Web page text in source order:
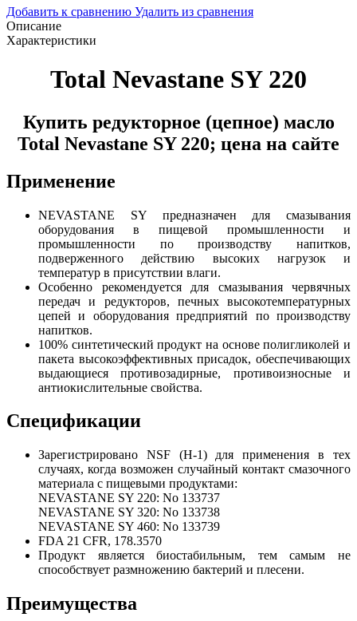
Добавить к сравнению Удалить из сравнения
Описание
Характеристики
Total Nevastane SY 220
Купить редукторное (цепное) масло
Total Nevastane SY 220; цена на сайте
Применение
NEVASTANE SY предназначен для смазывания
оборудования в пищевой промышленности и
промышленности по производству напитков,
подверженного действию высоких нагрузок и
температур в присутствии влаги.
Особенно рекомендуется для смазывания червячных
передач и редукторов, печных высокотемпературных
цепей и оборудования предприятий по производству
напитков.
100% синтетический продукт на основе полигликолей и
пакета высокоэффективных присадок, обеспечивающих
выдающиеся противозадирные, противоизносные и
антиокислительные свойства.
Спецификации
Зарегистрировано NSF (H-1) для применения в тех
случаях, когда возможен случайный контакт смазочного
материала с пищевыми продуктами:
NEVASTANE SY 220: No 133737
NEVASTANE SY 320: No 133738
NEVASTANE SY 460: No 133739
FDA 21 CFR, 178.3570
Продукт является биостабильным, тем самым не
способствует размножению бактерий и плесени.
Преимущества